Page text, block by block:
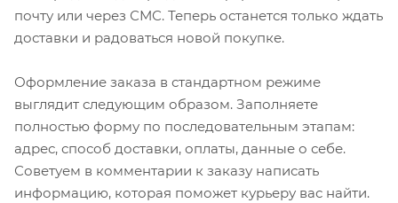
почту или через СМС. Теперь останется только ждать
доставки и радоваться новой покупке.
Оформление заказа в стандартном режиме
выглядит следующим образом. Заполняете
полностью форму по последовательным этапам:
адрес, способ доставки, оплаты, данные о себе.
Советуем в комментарии к заказу написать
информацию, которая поможет курьеру вас найти.